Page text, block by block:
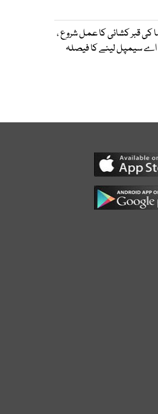
کی قبر کشائی کا عمل شروع ،
اے سیمپل لینے کا فیصلہ